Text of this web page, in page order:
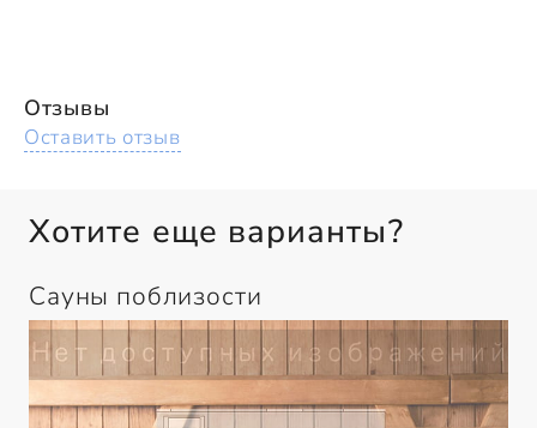
Отзывы
Оставить отзыв
Хотите еще варианты?
Сауны поблизости